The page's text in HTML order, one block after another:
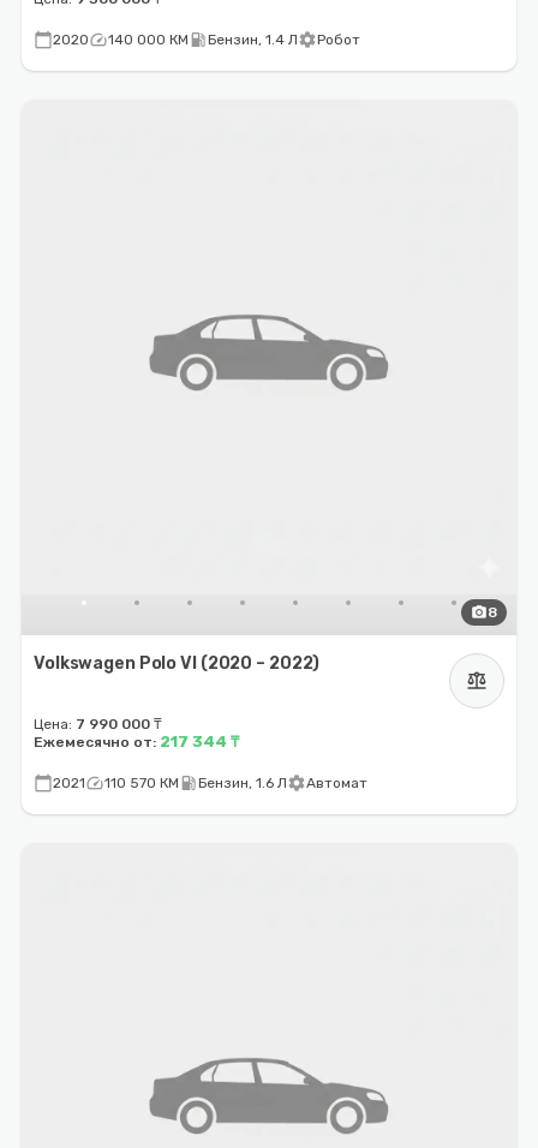
calendar_today2020speed140 000 КМ local_gas_stationБензин, 1.4 ЛsettingsРобот
photo_camera8
Volkswagen Polo VI (2020 – 2022)
balance
Цена: 7 990 000 ₸
Ежемесячно от: 217 344 ₸
calendar_today2021speed110 570 КМ local_gas_stationБензин, 1.6 ЛsettingsАвтомат